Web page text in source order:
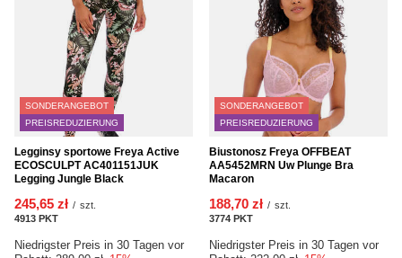
SONDERANGEBOT
PREISREDUZIERUNG
Legginsy sportowe Freya Active
ECOSCULPT AC401151JUK
Legging Jungle Black
245,65 zł / szt.
4913 PKT
Niedrigster Preis in 30 Tagen vor
SONDERANGEBOT
PREISREDUZIERUNG
Biustonosz Freya OFFBEAT
AA5452MRN Uw Plunge Bra
Macaron
188,70 zł / szt.
3774 PKT
Niedrigster Preis in 30 Tagen vor